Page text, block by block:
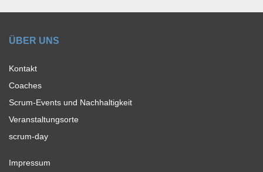
ÜBER UNS
Kontakt
Coaches
Scrum-Events und Nachhaltigkeit
Veranstaltungsorte
scrum-day
Impressum